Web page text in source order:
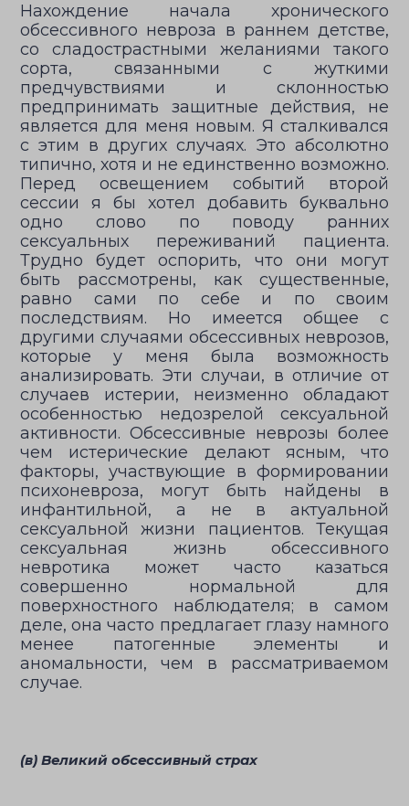
Нахождение начала хронического
обсессивного невроза в раннем детстве,
со сладострастными желаниями такого
сорта, связанными с жуткими
предчувствиями и склонностью
предпринимать защитные действия, не
является для меня новым. Я сталкивался
с этим в других случаях. Это абсолютно
типично, хотя и не единственно возможно.
Перед освещением событий второй
сессии я бы хотел добавить буквально
одно слово по поводу ранних
сексуальных переживаний пациента.
Трудно будет оспорить, что они могут
быть рассмотрены, как существенные,
равно сами по себе и по своим
последствиям. Но имеется общее с
другими случаями обсессивных неврозов,
которые у меня была возможность
анализировать. Эти случаи, в отличие от
случаев истерии, неизменно обладают
особенностью недозрелой сексуальной
активности. Обсессивные неврозы более
чем истерические делают ясным, что
факторы, участвующие в формировании
психоневроза, могут быть найдены в
инфантильной, а не в актуальной
сексуальной жизни пациентов. Текущая
сексуальная жизнь обсессивного
невротика может часто казаться
совершенно нормальной для
поверхностного наблюдателя; в самом
деле, она часто предлагает глазу намного
менее патогенные элементы и
аномальности, чем в рассматриваемом
случае.
(в) Великий обсессивный страх